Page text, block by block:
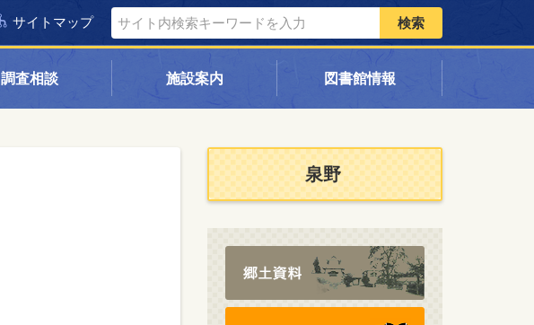
サイトマップ 検索
調査相談 施設案内 図書館情報
泉野